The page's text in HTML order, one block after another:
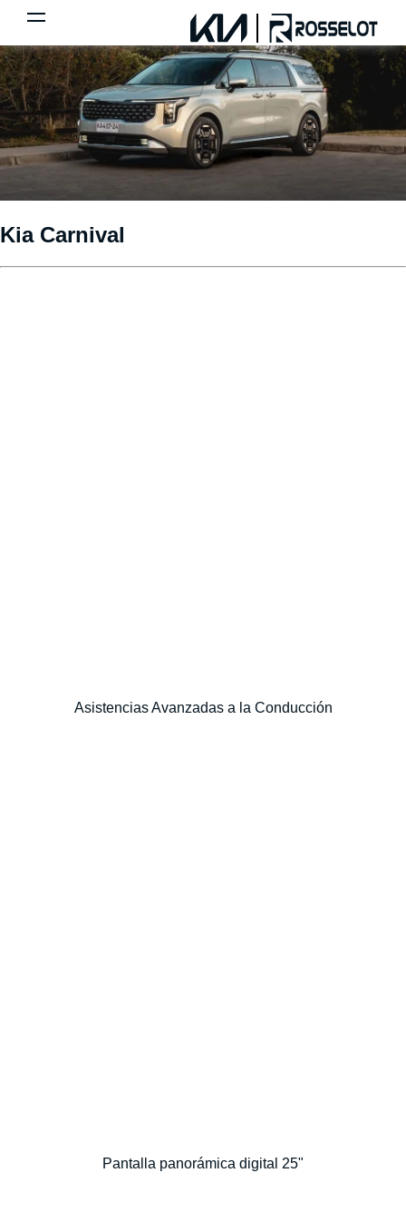
Kia Carnival
Asistencias Avanzadas a la Conducción
Pantalla panorámica digital 25"